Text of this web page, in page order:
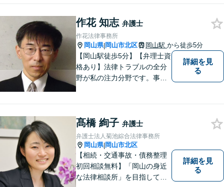
作花 知志 弁護士
作花法律事務所
岡山県|岡山市北区 岡山駅 から徒歩5分
【岡山駅徒歩5分】【弁理士資
格あり】法律トラブルの全分
野が私の注力分野です。事務
ラス対応】【後払い対応】
【日弁連国際人権問題委員会
所属】お困りの方は、お気軽
にご相談下さい。
詳細を見
る
髙橋 絢子 弁護士
弁護士法人菊池綜合法律事務所
岡山県|岡山市北区
【相続・交通事故・債務整理
初回相談無料】「岡山の身近
な法律相談所」を目指してい
詳細を見
る